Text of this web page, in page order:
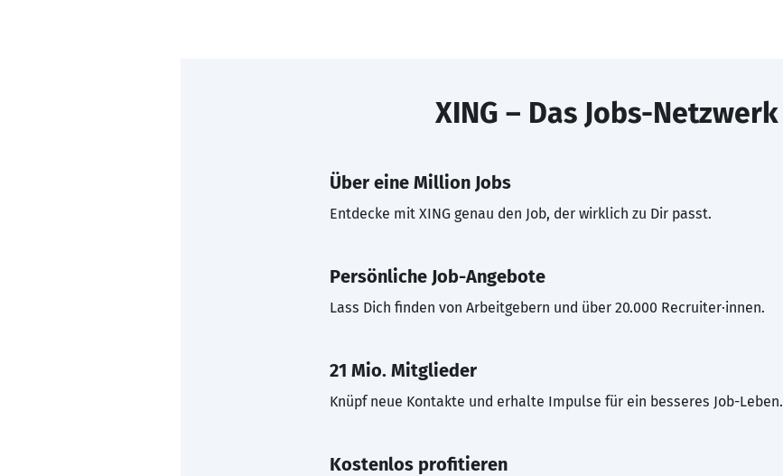
XING – Das Jobs-Netzwerk
Über eine Million Jobs
Entdecke mit XING genau den Job, der wirklich zu Dir passt.
Persönliche Job-Angebote
Lass Dich finden von Arbeitgebern und über 20.000 Recruiter·innen.
21 Mio. Mitglieder
Knüpf neue Kontakte und erhalte Impulse für ein besseres Job-Leben.
Kostenlos profitieren